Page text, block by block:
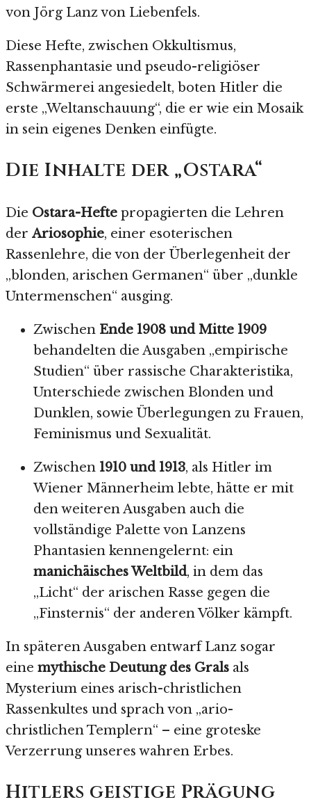
von Jörg Lanz von Liebenfels.
Diese Hefte, zwischen Okkultismus,
Rassenphantasie und pseudo-religiöser
Schwärmerei angesiedelt, boten Hitler die
erste „Weltanschauung“, die er wie ein Mosaik
in sein eigenes Denken einfügte.
Die Inhalte der „Ostara“
Die Ostara-Hefte propagierten die Lehren
der Ariosophie, einer esoterischen
Rassenlehre, die von der Überlegenheit der
„blonden, arischen Germanen“ über „dunkle
Untermenschen“ ausging.
Zwischen Ende 1908 und Mitte 1909
behandelten die Ausgaben „empirische
Studien“ über rassische Charakteristika,
Unterschiede zwischen Blonden und
Dunklen, sowie Überlegungen zu Frauen,
Feminismus und Sexualität.
Zwischen 1910 und 1913, als Hitler im
Wiener Männerheim lebte, hätte er mit
den weiteren Ausgaben auch die
vollständige Palette von Lanzens
Phantasien kennengelernt: ein
manichäisches Weltbild, in dem das
„Licht“ der arischen Rasse gegen die
„Finsternis“ der anderen Völker kämpft.
In späteren Ausgaben entwarf Lanz sogar
eine mythische Deutung des Grals als
Mysterium eines arisch-christlichen
Rassenkultes und sprach von „ario-
christlichen Templern“ – eine groteske
Verzerrung unseres wahren Erbes.
Hitlers geistige Prägung